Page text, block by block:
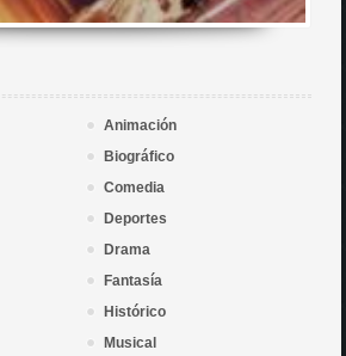
Animación
Biográfico
Comedia
Deportes
Drama
Fantasía
Histórico
Musical